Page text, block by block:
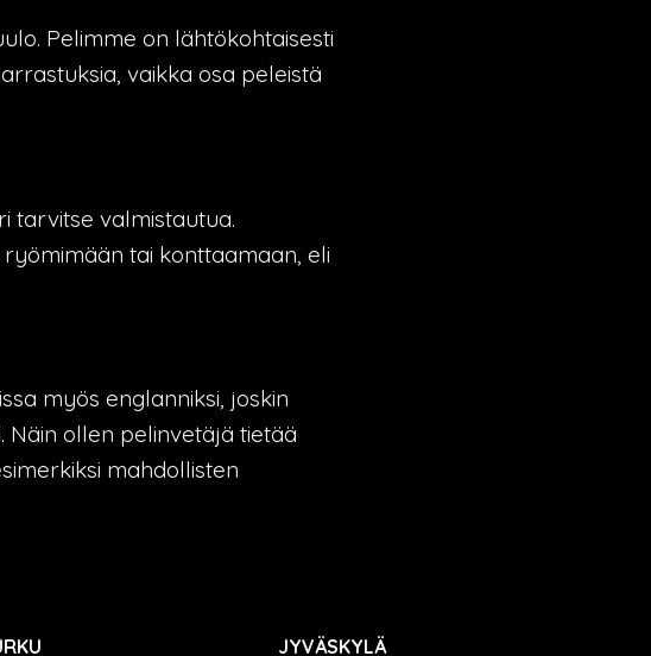
Pelimme on lähtökohtaisesti
vaikka osa peleistä
tarvitse valmistautua.
tai konttaamaan, eli
myös englanniksi, joskin
Näin ollen pelinvetäjä tietää
mahdollisten
JYVÄSKYLÄ